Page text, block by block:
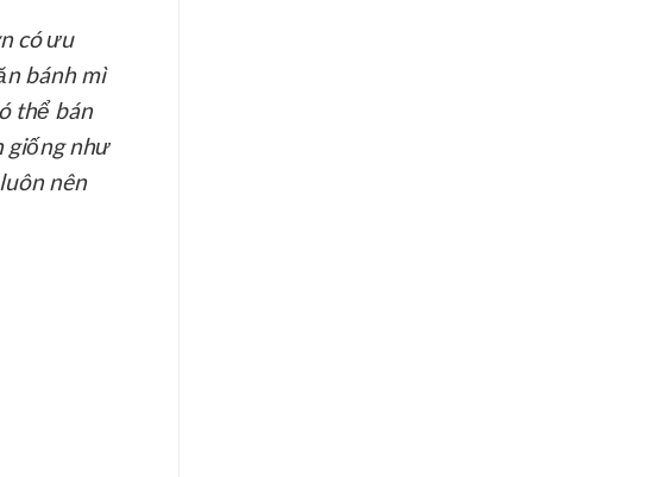
có ưu
bánh mì
thể bán
giống như
nên